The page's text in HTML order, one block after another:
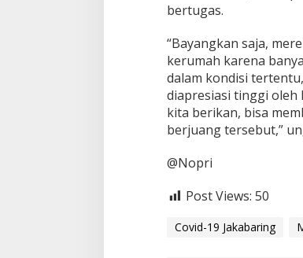
bertugas.
“Bayangkan saja,
kerumah karena
dalam kondisi
diapresiasi tinggi oleh
kita berikan, bisa
berjuang tersebut,”
@Nopri
Post Views: 50
Covid-19 Jakabaring